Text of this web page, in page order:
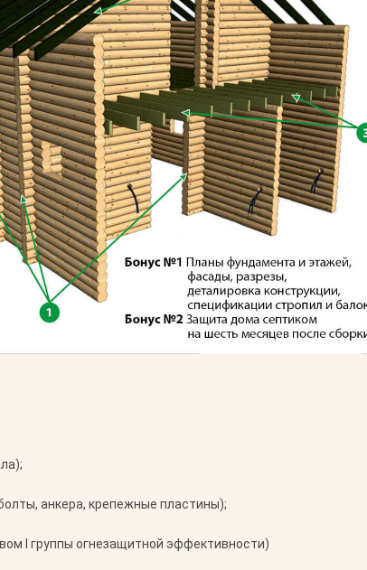
анкера, крепежные пластины);
I группы огнезащитной эффективности)